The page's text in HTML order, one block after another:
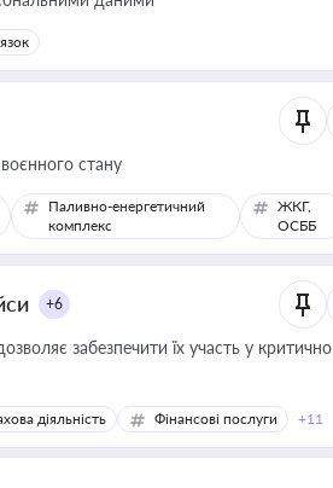
стану
Паливно-енергетичний
комплекс
ЖКГ,
ОСББ
+6
забезпечити їх участь у критично
діяльність Фінансові послуги +11